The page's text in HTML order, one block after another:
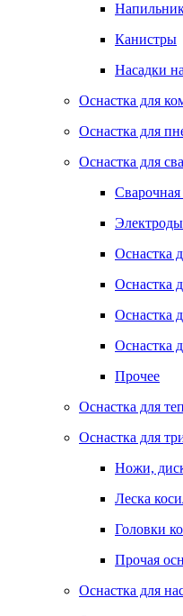
Канистры
Насадки
Оснастка для
Оснастка для
Оснастка для
Электроды
Оснастка
Оснастка
Оснастка
Оснастка
Прочее
Оснастка для
Оснастка для
Ножи,
Леска
Головки
Прочая
Оснастка для